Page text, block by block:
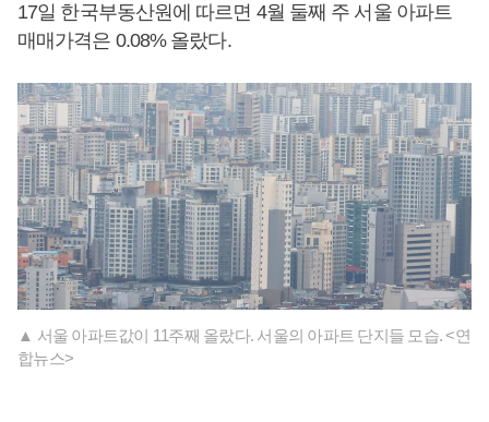
17일 한국부동산원에 따르면 4월 둘째 주 서울 아파트
매매가격은 0.08% 올랐다.
▲ 서울 아파트값이 11주째 올랐다. 서울의 아파트 단지들 모습. <연
합뉴스>